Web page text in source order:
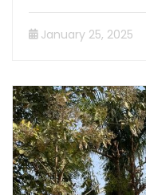
January 25, 2025